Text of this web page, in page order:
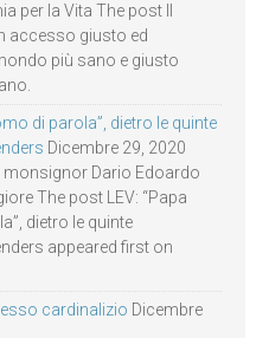
per la Vita The post Il
accesso giusto ed
più sano e giusto
di parola”, dietro le quinte
Dicembre 29, 2020
Dario Edoardo
The post LEV: “Papa
dietro le quinte
appeared first on
cardinalizio Dicembre